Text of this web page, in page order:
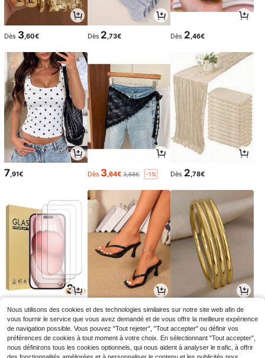
Dès 3,60€ Dès 2,73€ Dès 2,46€
7 ,91€ Dès 3 ,64€ 3,68€ -1% Dès 2 ,78€
Dès3 ,92€ 11,61€11,85€ -2% Dès 3,13€
Nous utilisons des cookies et des technologies similaires sur notre site web afin de
vous fournir le service que vous avez demandé et de vous offrir la meilleure expérience
de navigation possible. Vous pouvez "Tout rejeter", "Tout accepter" ou définir vos
préférences de cookies à tout moment à votre choix. En sélectionnant "Tout accepter",
nous définirons tous les cookies optionnels, qui nous aident à analyser le trafic, à offrir